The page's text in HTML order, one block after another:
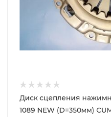
Диск сцепления
1089 NEW (D=350мм)